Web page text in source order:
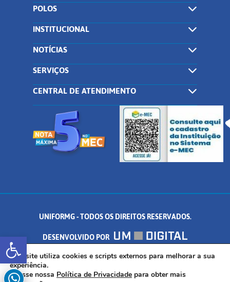
Abrir a barra de ferramentas
POLOS
INSTITUCIONAL
NOTÍCIAS
SERVIÇOS
CENTRAL DE ATENDIMENTO
UNIFORMG - TODOS OS DIREITOS RESERVADOS.
DESENVOLVIDO POR
AV. DR. ARNALDO DE SENNA, 328 - PALMEIRAS, FORMIGA/MG - CEP:
35.574.530
Este site utiliza cookies e scripts externos para melhorar a sua
experiência.
Acesse nossa Política de Privacidade para obter mais